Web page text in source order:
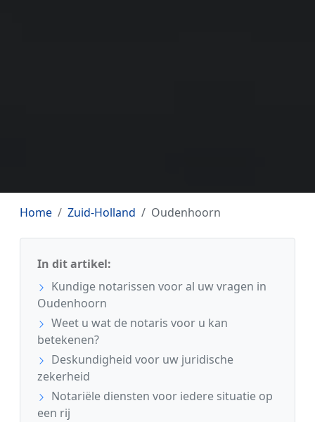
Home Zuid-Holland Oudenhoorn
In dit artikel:
Kundige notarissen voor al uw vragen in
Oudenhoorn
Weet u wat de notaris voor u kan
betekenen?
Deskundigheid voor uw juridische
zekerheid
Notariële diensten voor iedere situatie op
een rij